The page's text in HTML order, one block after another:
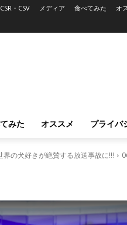
・CSV メディア 食べてみた オ
みた オススメ プライバ
の犬好きが絶賛する放送事故に!!!